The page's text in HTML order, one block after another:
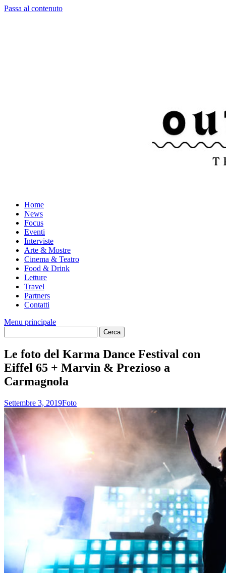
Passa al contenuto
Home
News
Focus
Eventi
Interviste
Arte & Mostre
Cinema & Teatro
Food & Drink
Letture
Travel
Partners
Contatti
Menu principale
Le foto del Karma Dance Festival con
Eiffel 65 + Marvin & Prezioso a
Carmagnola
Settembre 3, 2019Foto